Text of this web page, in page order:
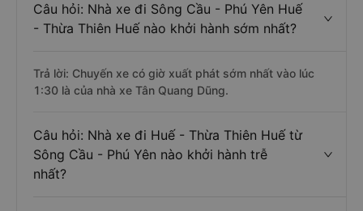
Câu hỏi: Nhà xe đi Sông Cầu - Phú Yên Huế
- Thừa Thiên Huế nào khởi hành sớm nhất?
Trả lời: Chuyến xe có giờ xuất phát sớm nhất vào lúc
1:30 là của nhà xe Tân Quang Dũng.
Câu hỏi: Nhà xe đi Huế - Thừa Thiên Huế từ
Sông Cầu - Phú Yên nào khởi hành trễ
nhất?